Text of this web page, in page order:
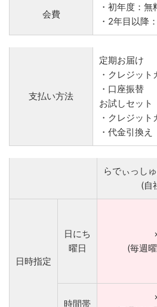
会費
・初年度：無
・2年目以降
支払い方法
定期お届け
・クレジット
・口座振替
お試しセット
・クレジット
・代金引換え
らでぃっし
(自
日時指定
日にち
曜日
(毎週
時間帯